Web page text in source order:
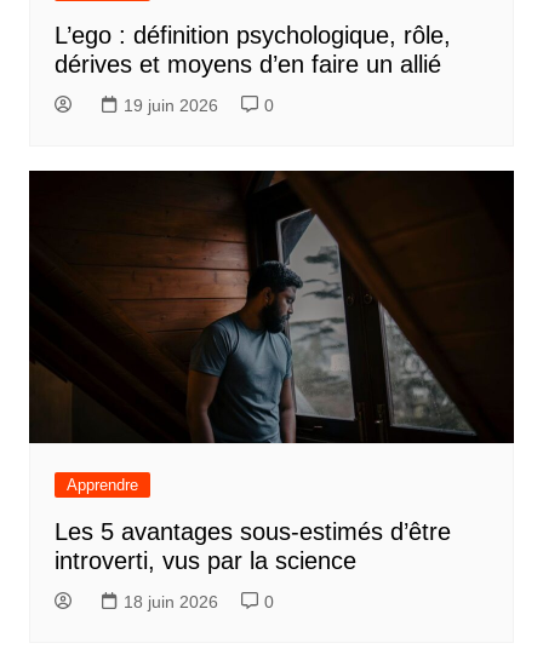
L’ego : définition psychologique, rôle,
dérives et moyens d’en faire un allié
19 juin 2026 0
Apprendre
Les 5 avantages sous-estimés d’être
introverti, vus par la science
18 juin 2026 0